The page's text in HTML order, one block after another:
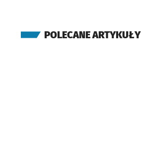
POLECANE ARTYKUŁY